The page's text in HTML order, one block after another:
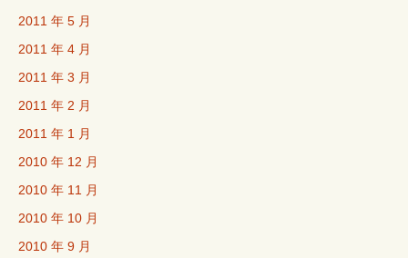
2011 年 5 月
2011 年 4 月
2011 年 3 月
2011 年 2 月
2011 年 1 月
2010 年 12 月
2010 年 11 月
2010 年 10 月
2010 年 9 月